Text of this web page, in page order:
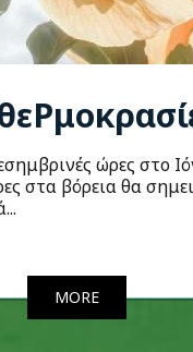
ώρες στο
στα βόρεια θα
MORE